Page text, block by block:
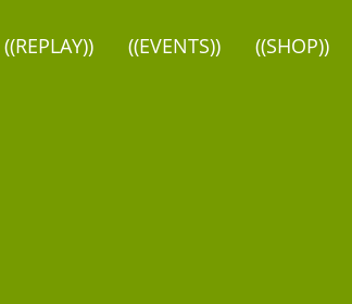
((REPLAY)) ((EVENTS)) ((SHOP))